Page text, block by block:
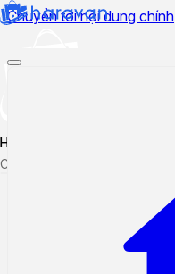
Chuyển tới nội dung chính
Hướng dẫn sử dụng
Cập nhật tính năng mới